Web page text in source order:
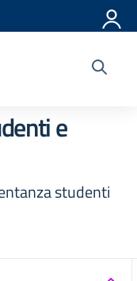
e
studenti